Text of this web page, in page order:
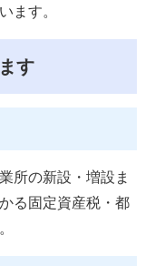
ます。
す
所の新設・増設ま
る固定資産税・都